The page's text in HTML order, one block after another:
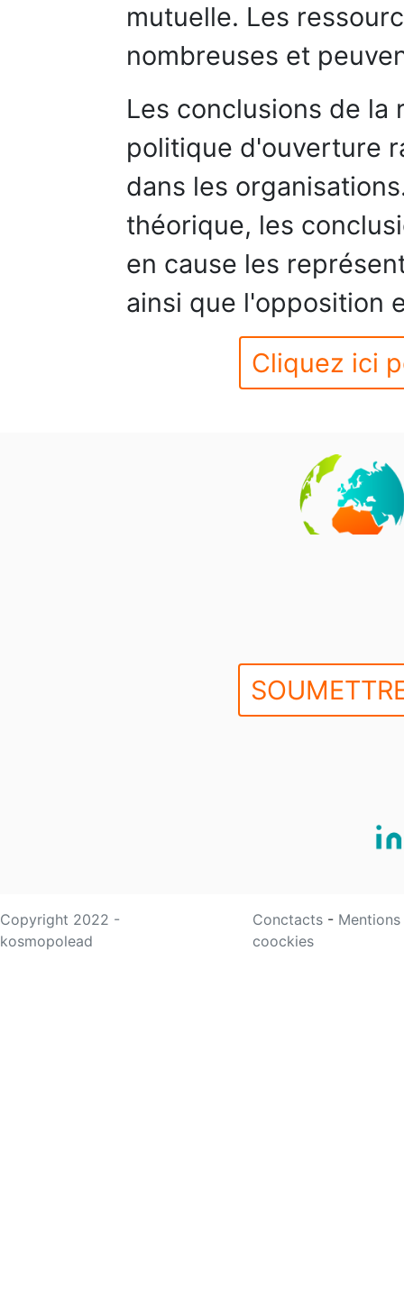
mutuelle. Les
nombreuses et
Les conclusions de
politique d'ouverture
dans les
théorique, les
en cause les
ainsi que l'opposition
Cliquez ici
Copyright 2022 -
kosmopolead
Conctacts -
coockies